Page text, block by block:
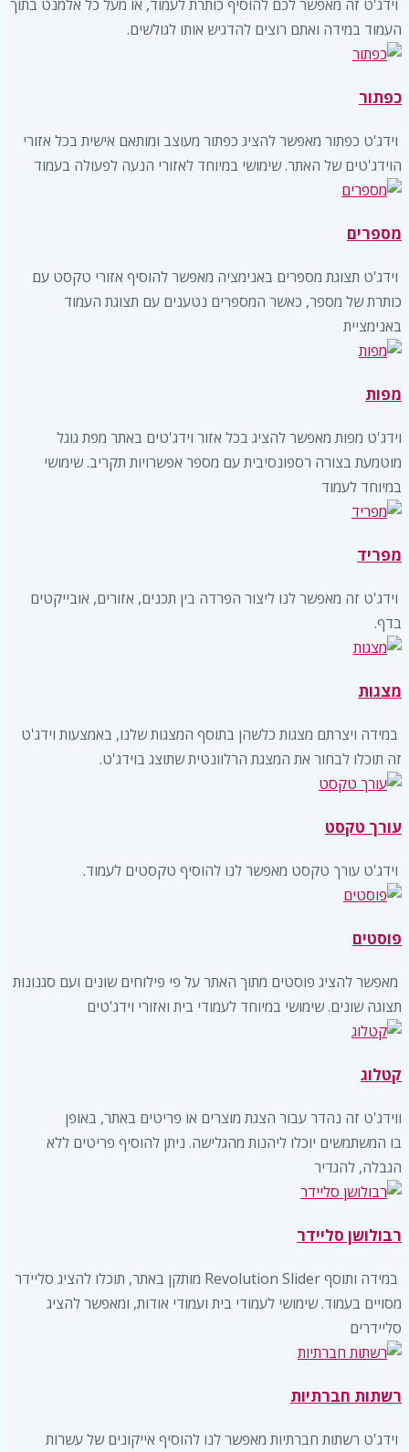
‏ וידג'ט זה מאפשר לכם להוסיף כותרת לעמוד, או מעל כל אלמנט בתוך
העמוד במידה ואתם רוצים להדגיש אותו לגולשים.
כפתור
‏ וידג'ט כפתור מאפשר להציג כפתור מעוצב ומותאם אישית בכל אזורי
הוידג'טים של האתר. שימושי במיוחד לאזורי הנעה לפעולה בעמוד
מספרים
‏ וידג'ט תצוגת מספרים באנימציה מאפשר להוסיף אזורי טקסט עם
כותרת של מספר, כאשר המספרים נטענים עם תצוגת העמוד
באנימציית
מפות
וידג'ט מפות מאפשר להציג בכל אזור וידג'טים באתר מפת גוגל
מוטמעת בצורה רספונסיבית עם מספר אפשרויות תקריב. שימושי
במיוחד לעמוד
מפריד
‏ וידג'ט זה מאפשר לנו ליצור הפרדה בין תכנים, אזורים, אובייקטים
בדף. ‏ ‏‏
מצגות
‏ במידה ויצרתם מצגות כלשהן בתוסף המצגות שלנו, באמצעות וידג'ט
זה תוכלו לבחור את המצגת הרלוונטית שתוצג בוידג'ט. ‏ ‏‏
עורך טקסט
‏ וידג'ט עורך טקסט מאפשר לנו להוסיף טקסטים לעמוד. ‏ ‏‏
פוסטים
‏ מאפשר להציג פוסטים מתוך האתר על פי פילוחים שונים ועם סגנונות
תצוגה שונים. שימושי במיוחד לעמודי בית ואזורי וידג'טים
קטלוג
ווידג'ט זה נהדר עבור הצגת מוצרים או פריטים באתר, באופן
בו המשתמשים יוכלו ליהנות מהגלישה. ניתן להוסיף פריטים ללא
הגבלה, להגדיר
רבולושן סליידר
‏ במידה ותוסף Revolution Slider מותקן באתר, תוכלו להציג סליידר
מסויים בעמוד. שימושי לעמודי בית ועמודי אודות, ומאפשר להציג
סליידרים
רשתות חברתיות
‏ וידג'ט רשתות חברתיות מאפשר לנו להוסיף אייקונים של עשרות